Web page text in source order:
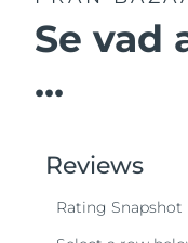
Se vad
...